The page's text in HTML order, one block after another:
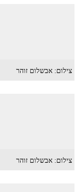
צילום: אבשלום זוהר
צילום: אבשלום זוהר